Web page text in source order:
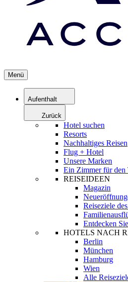
Menü
Aufenthalt
Zurück
Hotel suchen
Resorts
Nachhaltiges Reisen
Flug + Hotel
Unsere Marken
Ein Zimmer für den
REISEIDEEN
Magazin
Reiseziele
Entdecken
HOTELS NACH
Berlin
München
Hamburg
Wien
Alle